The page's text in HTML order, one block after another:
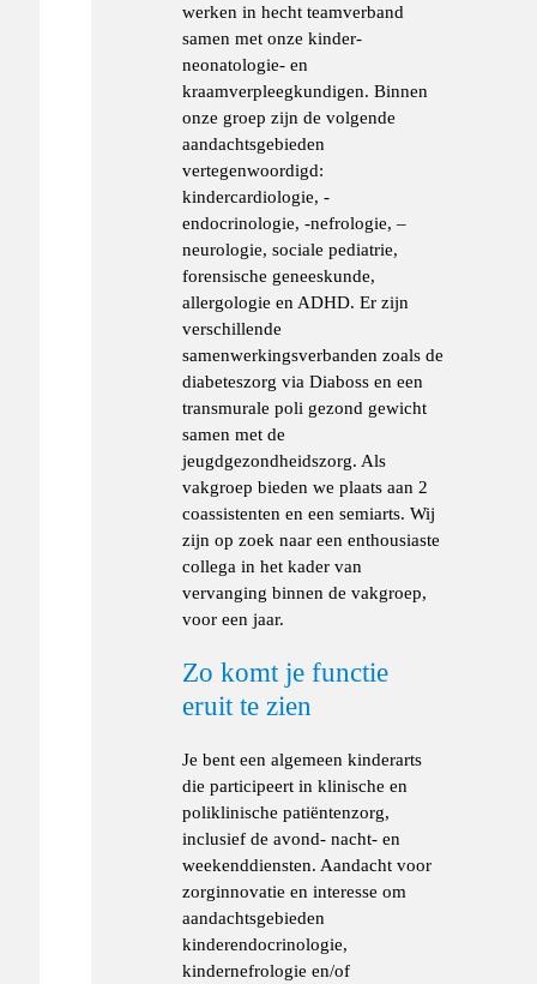
werken in hecht teamverband
samen met onze kinder-
neonatologie- en
kraamverpleegkundigen. Binnen
onze groep zijn de volgende
aandachtsgebieden
vertegenwoordigd:
kindercardiologie, -
endocrinologie, -nefrologie, –
neurologie, sociale pediatrie,
forensische geneeskunde,
allergologie en ADHD. Er zijn
verschillende
samenwerkingsverbanden zoals de
diabeteszorg via Diaboss en een
transmurale poli gezond gewicht
samen met de
jeugdgezondheidszorg. Als
vakgroep bieden we plaats aan 2
coassistenten en een semiarts. Wij
zijn op zoek naar een enthousiaste
collega in het kader van
vervanging binnen de vakgroep,
voor een jaar.
Zo komt je functie
eruit te zien
Je bent een algemeen kinderarts
die participeert in klinische en
poliklinische patiëntenzorg,
inclusief de avond- nacht- en
weekenddiensten. Aandacht voor
zorginnovatie en interesse om
aandachtsgebieden
kinderendocrinologie,
kindernefrologie en/of